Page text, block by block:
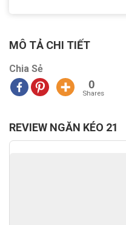
MÔ TẢ CHI TIẾT
Chia Sẻ
0
Shares
REVIEW NGĂN KÉO 21